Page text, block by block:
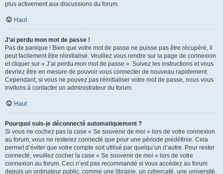
plus activement aux discussions du forum.
Haut
J’ai perdu mon mot de passe !
Pas de panique ! Bien que votre mot de passe ne puisse pas être récupéré, il
peut facilement être réinitialisé. Veuillez vous rendre sur la page de connexion
et cliquer sur « J’ai perdu mon mot de passe ». Suivez les instructions et vous
devriez être en mesure de pouvoir vous connecter de nouveau rapidement.
Cependant, si vous ne pouvez pas réinitialiser votre mot de passe, nous vous
invitons à contacter un administrateur du forum.
Haut
Pourquoi suis-je déconnecté automatiquement ?
Si vous ne cochez pas la case « Se souvenir de moi » lors de votre connexion
au forum, vous ne resterez connecté que pour une période prédéfinie. Cela
permet d’éviter que votre compte soit utilisé par quelqu’un d’autre. Pour rester
connecté, veuillez cocher la case « Se souvenir de moi » lors de votre
connexion au forum. Ceci n’est pas recommandé si vous accédez au forum
depuis un ordinateur public, comme une librairie, un cybercafé, une université,